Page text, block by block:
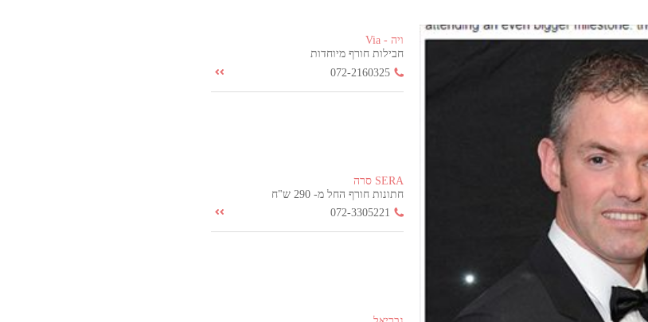
ויה - Via
חבילות חורף מיוחדות
072-2160325
SERA סרה
חתונות חורף החל מ- 290 ש"ח
072-3305221